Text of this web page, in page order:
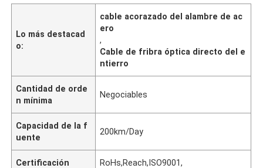
Lo más destacad
o:
cable acorazado del alambre de ac
ero
,
Cable de fribra óptica directo del e
ntierro
Cantidad de orde
n mínima
Negociables
Capacidad de la f
uente
200km/Day
Certificación RoHs,Reach,ISO9001,